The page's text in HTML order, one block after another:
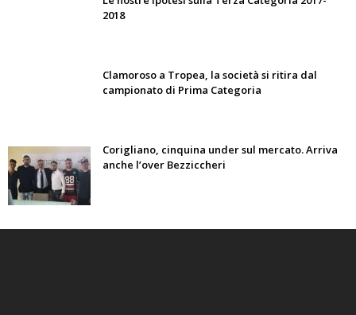
2018
Clamoroso a Tropea, la società si ritira dal
campionato di Prima Categoria
Corigliano, cinquina under sul mercato. Arriva
anche l’over Bezziccheri